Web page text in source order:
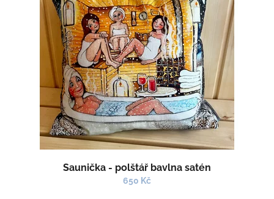
Saunička - polštář bavlna satén
650 Kč